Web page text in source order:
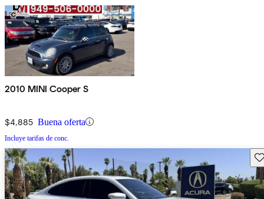
2010 MINI Cooper S
$4,885 Buena oferta
Incluye tarifas de conc.